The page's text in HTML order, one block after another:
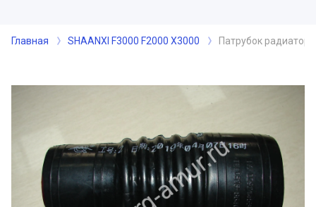
Главная SHAANXI F3000 F2000 X3000 Патрубок